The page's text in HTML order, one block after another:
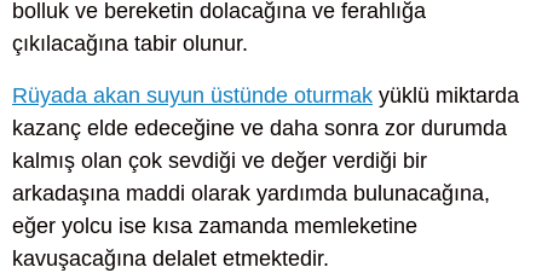
bolluk ve bereketin dolacağına ve ferahlığa
çıkılacağına tabir olunur.
Rüyada akan suyun üstünde oturmak yüklü miktarda
kazanç elde edeceğine ve daha sonra zor durumda
kalmış olan çok sevdiği ve değer verdiği bir
arkadaşına maddi olarak yardımda bulunacağına,
eğer yolcu ise kısa zamanda memleketine
kavuşacağına delalet etmektedir.